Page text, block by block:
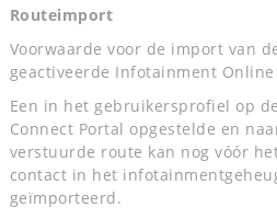
Routeimport
Voorwaarde voor de import van
geactiveerde Infotainment
Een in het gebruikersprofiel op
Connect Portal opgestelde en
verstuurde route kan nog vóór
contact in het
geïmporteerd.